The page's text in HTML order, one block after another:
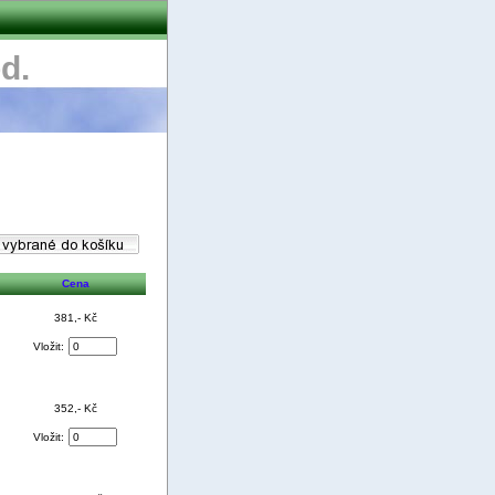
Cena
381,- Kč
Vložit:
352,- Kč
Vložit: